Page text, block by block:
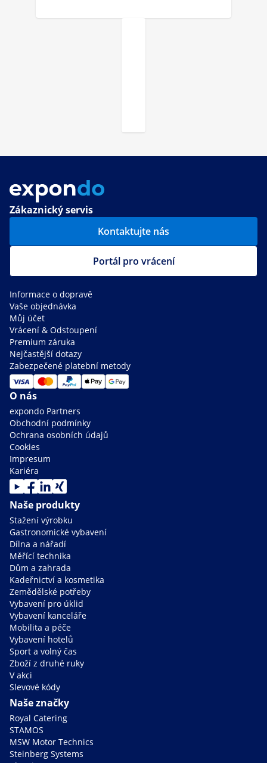
Zákaznický servis
Kontaktujte nás
Portál pro vrácení
Informace o dopravě
Vaše objednávka
Můj účet
Vrácení & Odstoupení
Premium záruka
Nejčastější dotazy
Zabezpečené platební metody
O nás
expondo Partners
Obchodní podmínky
Ochrana osobních údajů
Cookies
Impresum
Kariéra
Naše produkty
Stažení výrobku
Gastronomické vybavení
Dílna a nářadí
Měřící technika
Dům a zahrada
Kadeřnictví a kosmetika
Zemědělské potřeby
Vybavení pro úklid
Vybavení kanceláře
Mobilita a péče
Vybavení hotelů
Sport a volný čas
Zboží z druhé ruky
V akci
Slevové kódy
Naše značky
Royal Catering
STAMOS
MSW Motor Technics
Steinberg Systems